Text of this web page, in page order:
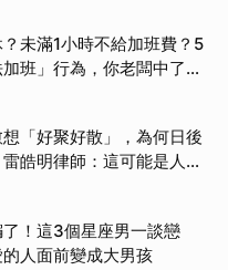
未滿1小時不給加班費？5
班」行為，你老闆中了幾
「好聚好散」，為何日後
皓明律師：這可能是人生
！這3個星座男一談戀
人面前變成大男孩